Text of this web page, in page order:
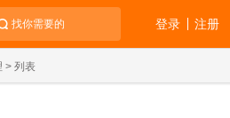
找你需要的 注册
登录
> 列表